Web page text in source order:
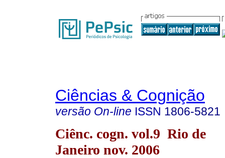
Ciências & Cognição
versão On-line ISSN 1806-5821
Ciênc. cogn. vol.9 Rio de
Janeiro nov. 2006